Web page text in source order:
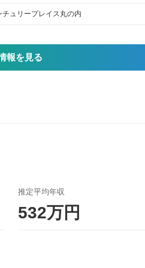
ュリープレイス丸の内
報を見る
推定平均年収
532万円